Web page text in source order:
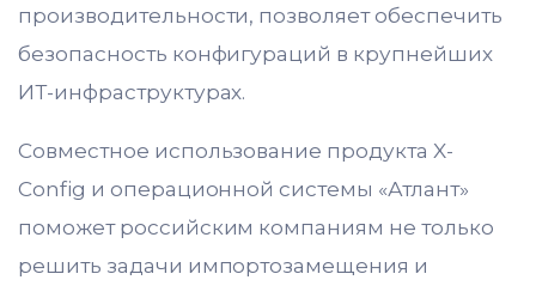
производительности, позволяет обеспечить
безопасность конфигураций в крупнейших
ИТ-инфраструктурах.
Совместное использование продукта X-
Config и операционной системы «Атлант»
поможет российским компаниям не только
решить задачи импортозамещения и